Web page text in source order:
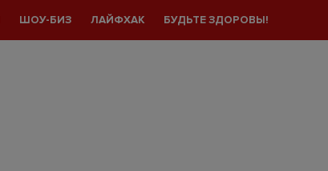
ШОУ-БИЗ ЛАЙФХАК БУДЬТЕ ЗДОРОВЫ!